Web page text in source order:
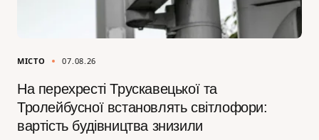
МІСТО 07.08.26
На перехресті Трускавецької та
Тролейбусної встановлять світлофори:
вартість будівництва знизили